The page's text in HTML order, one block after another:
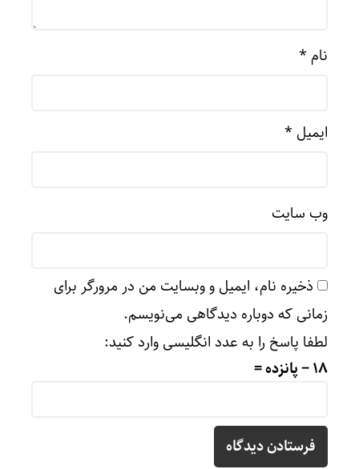
نام *
ایمیل *
وب‌ سایت
ذخیره نام، ایمیل و وبسایت من در مرورگر برای
زمانی که دوباره دیدگاهی می‌نویسم.
لطفا پاسخ را به عدد انگلیسی وارد کنید:
18 − پانزده =